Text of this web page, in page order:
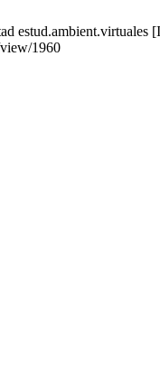
1960